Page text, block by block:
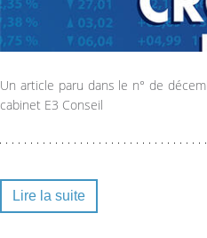
Un article paru dans le n° de
cabinet E3 Conseil
Lire la suite